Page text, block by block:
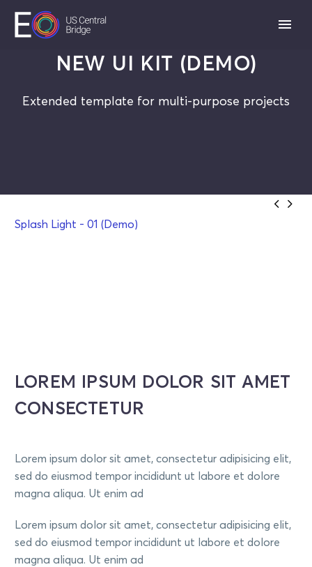
NEW UI KIT (DEMO)
Extended template for multi-purpose projects
 
Splash Light - 01 (Demo)
LOREM IPSUM DOLOR SIT AMET
CONSECTETUR
Lorem ipsum dolor sit amet, consectetur adipisicing elit,
sed do eiusmod tempor incididunt ut labore et dolore
magna aliqua. Ut enim ad
Lorem ipsum dolor sit amet, consectetur adipisicing elit,
sed do eiusmod tempor incididunt ut labore et dolore
magna aliqua. Ut enim ad